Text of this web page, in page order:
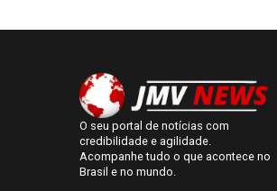
O seu portal de notícias com
credibilidade e agilidade.
Acompanhe tudo o que acontece no
Brasil e no mundo.